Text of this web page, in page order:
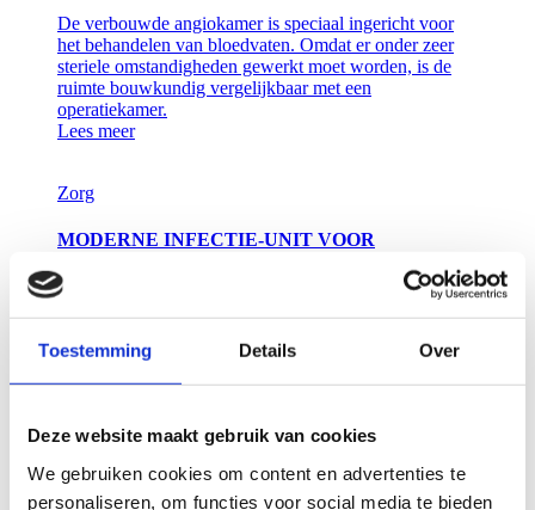
Toestemming Details Over
Deze website maakt gebruik van cookies
We gebruiken cookies om content en advertenties te
personaliseren, om functies voor social media te bieden
De verbouwde angiokamer is speciaal ingericht voor
het behandelen van bloedvaten. Omdat er onder zeer
steriele omstandigheden gewerkt moet worden, is de
ruimte bouwkundig vergelijkbaar met een
operatiekamer.
Lees meer
Zorg
MODERNE INFECTIE-UNIT VOOR
een veilige omgeving aan besmette patiënten.
Zorg Onderwijs en wetenschap
RESEARCHGEBOUW T NKI-AVL
AMSTERDAM